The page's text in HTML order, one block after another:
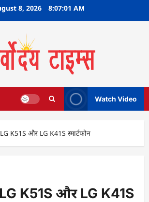
8, 2026 8:07:02 AM
Watch Video
K51S और LG K41S स्मार्टफोन
K51S और LG K41S